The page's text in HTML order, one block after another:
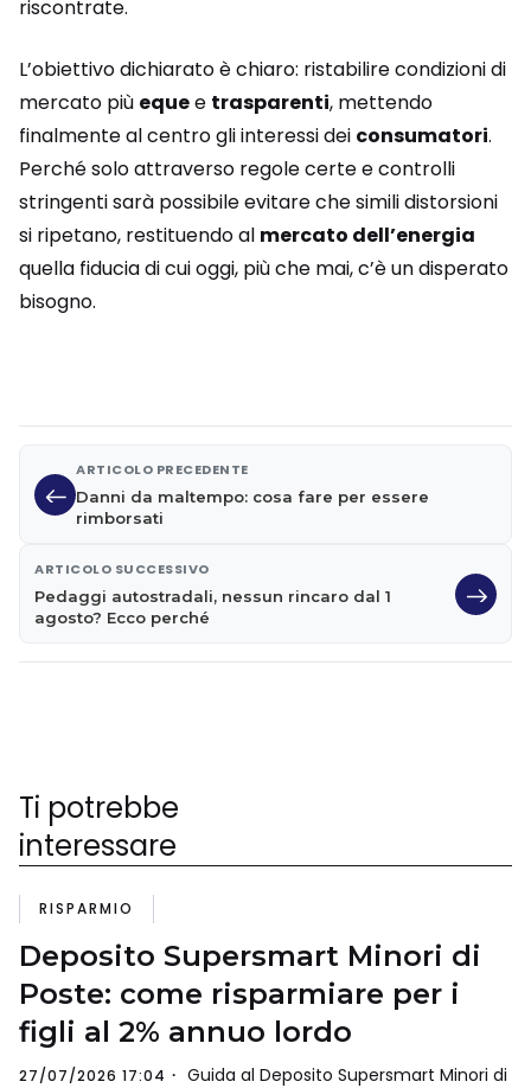
riscontrate.
L’obiettivo dichiarato è chiaro: ristabilire condizioni di
mercato più equee trasparenti, mettendo
finalmente al centro gli interessi dei consumatori.
Perché solo attraverso regole certe e controlli
stringenti sarà possibile evitare che simili distorsioni
si ripetano, restituendo al mercato dell’energia
quella fiducia di cui oggi, più che mai, c’è un disperato
bisogno.
ARTICOLO PRECEDENTE
Danni da maltempo: cosa fare per essere
rimborsati
ARTICOLO SUCCESSIVO
Pedaggi autostradali, nessun rincaro dal 1
agosto? Ecco perché
Ti potrebbe
interessare
RISPARMIO
Deposito Supersmart Minori di
Poste: come risparmiare per i
figli al 2% annuo lordo
27/07/2026 17:04
Guida al Deposito Supersmart Minori di